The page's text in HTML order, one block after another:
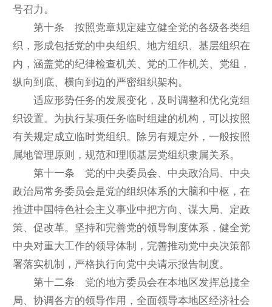
号召力。
第十条 按照党章规定建立健全党的各级各类组
织，形成包括党的中央组织、地方组织、基层组织在
内，涵盖党的纪律检查机关、党的工作机关、党组，
纵向到底、横向到边的严密组织架构。
适应形势任务的发展变化，及时调整和优化党组
织设置。为执行某项任务临时组建的机构，可以按照
有关规定成立临时党组织。除另有规定外，一般按照
属地管理原则，规范和理顺基层党组织隶属关系。
第十一条 党的中央委员会、中央政治局、中央
政治局常务委员会是党的组织体系的大脑和中枢，在
推进中国特色社会主义事业中把方向、谋大局、定政
策、促改革。坚持和完善党的领导制度体系，健全党
中央对重大工作的领导体制，完善推动党中央决策部
署落实机制，严格执行向党中央请示报告制度。
第十二条 党的地方委员会在本地区发挥总揽全
局、协调各方的领导作用，全面领导本地区经济社会